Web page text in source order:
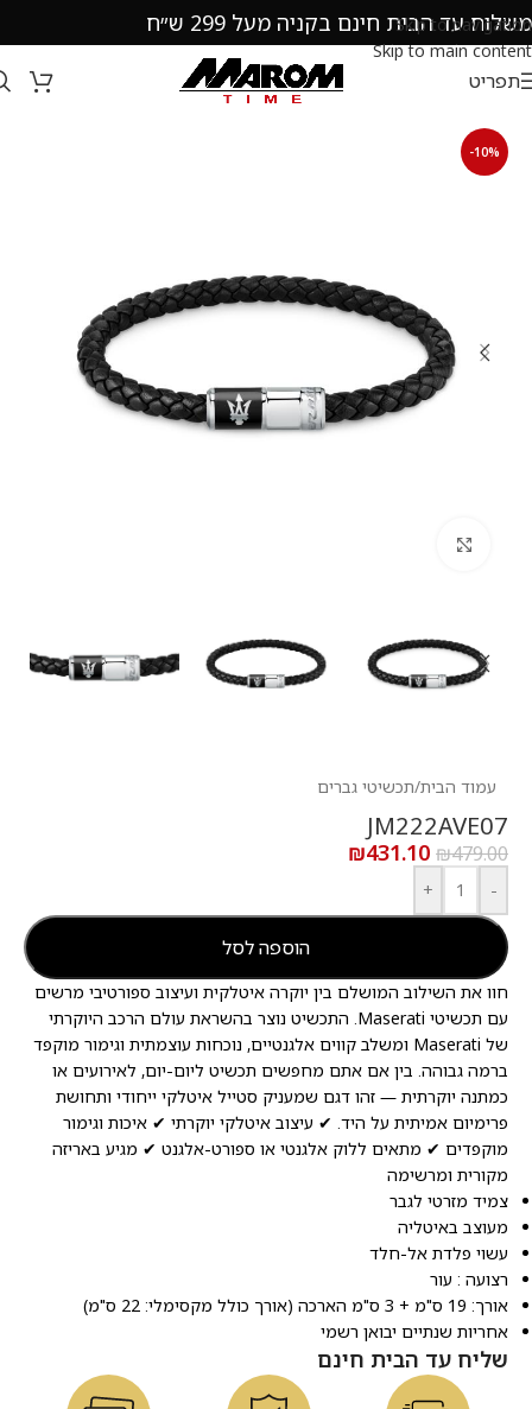
Skip to navigation
Skip to main content
משלוח עד הבית חינם בקניה מעל 299 ש״ח
תפריט
עמוד הבית/תכשיטי גברים
JM222AVE07
₪479.00
₪431.10
-
+
הוספה לסל
חוו את השילוב המושלם בין יוקרה איטלקית ועיצוב ספורטיבי מרשים
עם תכשיטי Maserati. התכשיט נוצר בהשראת עולם הרכב היוקרתי
של Maserati ומשלב קווים אלגנטיים, נוכחות עוצמתית וגימור מוקפד
ברמה גבוהה. בין אם אתם מחפשים תכשיט ליום-יום, לאירועים או
כמתנה יוקרתית — זהו דגם שמעניק סטייל איטלקי ייחודי ותחושת
פרימיום אמיתית על היד. ✔ עיצוב איטלקי יוקרתי ✔ איכות וגימור
מוקפדים ✔ מתאים ללוק אלגנטי או ספורט-אלגנט ✔ מגיע באריזה
מקורית ומרשימה
צמיד מזרטי לגבר
מעוצב באיטליה
עשוי פלדת אל-חלד
רצועה : עור
אורך: 19 ס"מ + 3 ס"מ הארכה (אורך כולל מקסימלי: 22 ס"מ)
אחריות שנתיים יבואן רשמי
שליח עד הבית חינם
-10%